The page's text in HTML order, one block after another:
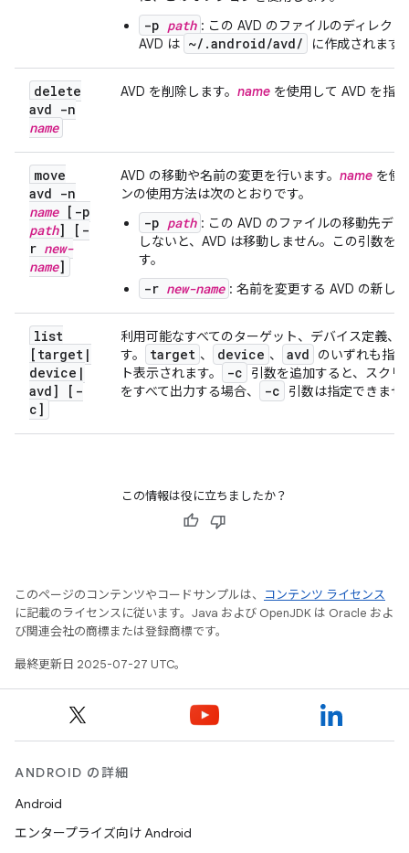
-p path : この AVD のファイルのディレク
AVD は ~/.android/avd/ に作成されます
delete
avd -n
name
AVD を削除します。 name を使用して AVD を指
move
avd -n
name[-p
path] [-
r new-
name]
AVD の移動や名前の変更を行います。 name を使
ンの使用方法は次のとおりです。
-p path : この AVD のファイルの移動先デ
しないと、AVD は移動しません。この引数を
す。
-r new-name : 名前を変更する AVD の新し
list
[target |
device |
avd] [-
c]
利用可能なすべてのターゲット、デバイス定義、
す。
target 、 device 、 avd
のいずれも指
ト表示されます。
-c
引数を追加すると、スク
をすべて出力する場合、
-c 引数は指定できませ
この情報は役に立ちましたか？
このページのコンテンツやコードサンプルは、
コンテンツ ライセンス
に記載のライセンスに従います。Java および OpenJDK は Oracle およ
び関連会社の商標または登録商標です。
最終更新日 2025-07-27 UTC。
ANDROID の詳細
Android
エンタープライズ向け Android